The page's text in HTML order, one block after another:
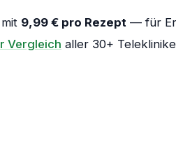
mit 9,99 € pro Rezept — für
Vergleich aller 30+